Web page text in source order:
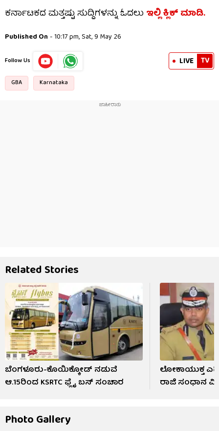
ಕರ್ನಾಟಕದ ಮತ್ತಷ್ಟು ಸುದ್ದಿಗಳನ್ನು ಓದಲು ಇಲ್ಲಿ ಕ್ಲಿಕ್ ಮಾಡಿ.
Published On - 10:17 pm, Sat, 9 May 26
Follow Us LIVE TV
GBA Karnataka
Related Stories
ಬೆಂಗಳೂರು-ಕೊಯಿಕ್ಕೋಡ್​​ ನಡುವೆ
ಆ.15ರಿಂದ KSRTC ಫ್ಲೈ ಬಸ್ ಸಂಚಾರ
ಲೋಕಾಯುಕ್ತ
ರಾಜಿ ಸಂಧಾನ
Photo Gallery